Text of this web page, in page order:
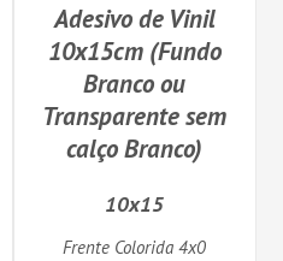
Adesivo de Vinil
10x15cm (Fundo
Branco ou
Transparente sem
calço Branco)
10x15
Frente Colorida 4x0